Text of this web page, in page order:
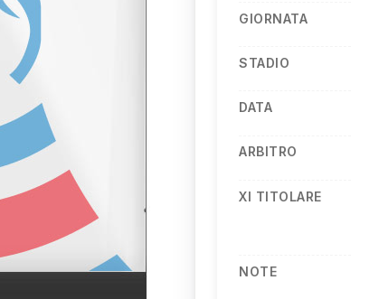
GIORNATA
STADIO
DATA
ARBITRO
XI TITOLARE
NOTE